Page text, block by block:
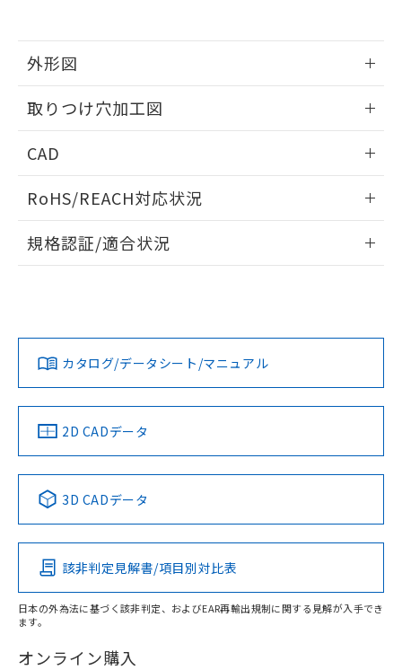
外形図
取りつけ穴加工図
CAD
ドすることができます。
ログイン/会員登録
ダウンロードデータをご利用いただく前に、以下を必ずお読
みください。
ソフトウェアの使用条件
RoHS/REACH対応状況
EU RoHS 注意事項・凡例
対応済み
中国 RoHS 注意事項・凡例
Pb Hg Cd Cr(VI)
O
在庫等で未対応品が混在する可能性があります。
規格認証/適合状況
カタログ/データシート/マニュアル
2D CADデータ
3D CADデータ
該非判定見解書/項目別対比表
日本の外為法に基づく該非判定、およびEAR再輸出規制に関する見解が入手でき
ます。
オンライン購入
既に当社にて対応品への在庫切替を完了
していることから、特段のことがない限